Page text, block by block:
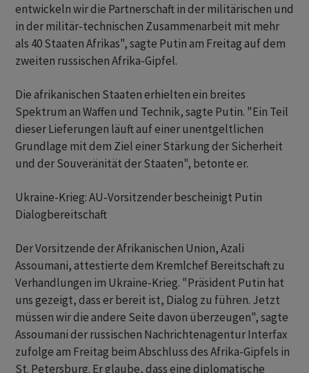
entwickeln wir die Partnerschaft in der militärischen und
in der militär-technischen Zusammenarbeit mit mehr
als 40 Staaten Afrikas", sagte Putin am Freitag auf dem
zweiten russischen Afrika-Gipfel.
Die afrikanischen Staaten erhielten ein breites
Spektrum an Waffen und Technik, sagte Putin. "Ein Teil
dieser Lieferungen läuft auf einer unentgeltlichen
Grundlage mit dem Ziel einer Stärkung der Sicherheit
und der Souveränität der Staaten", betonte er.
Ukraine-Krieg: AU-Vorsitzender bescheinigt Putin
Dialogbereitschaft
Der Vorsitzende der Afrikanischen Union, Azali
Assoumani, attestierte dem Kremlchef Bereitschaft zu
Verhandlungen im Ukraine-Krieg. "Präsident Putin hat
uns gezeigt, dass er bereit ist, Dialog zu führen. Jetzt
müssen wir die andere Seite davon überzeugen", sagte
Assoumani der russischen Nachrichtenagentur Interfax
zufolge am Freitag beim Abschluss des Afrika-Gipfels in
St. Petersburg. Er glaube, dass eine diplomatische